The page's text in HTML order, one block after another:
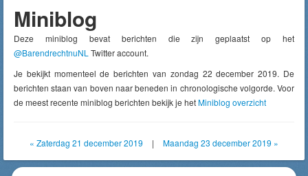
Miniblog
Deze miniblog bevat berichten die zijn geplaatst op het
@BarendrechtnuNL Twitter account.
Je bekijkt momenteel de berichten van zondag 22 december 2019. De
berichten staan van boven naar beneden in chronologische volgorde. Voor
de meest recente miniblog berichten bekijk je hetMiniblog overzicht
« Zaterdag 21 december 2019 | Maandag 23 december 2019 »